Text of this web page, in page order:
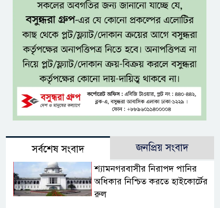
সর্বশেষ সংবাদ জনপ্রিয় সংবাদ
শ্যামনগরবাসীর নিরাপদ পানির
অধিকার নিশ্চিত করতে হাইকোর্টের
রুল